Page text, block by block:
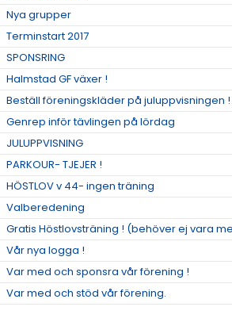
Nya grupper
Terminstart 2017
SPONSRING
Halmstad GF växer !
Beställ föreningskläder på juluppvisningen !
Genrep inför tävlingen på lördag
JULUPPVISNING
PARKOUR- TJEJER !
HÖSTLOV v 44- ingen träning
Valberedening
Gratis Höstlovsträning ! (behöver ej vara
Vår nya logga !
Var med och sponsra vår förening !
Var med och stöd vår förening.